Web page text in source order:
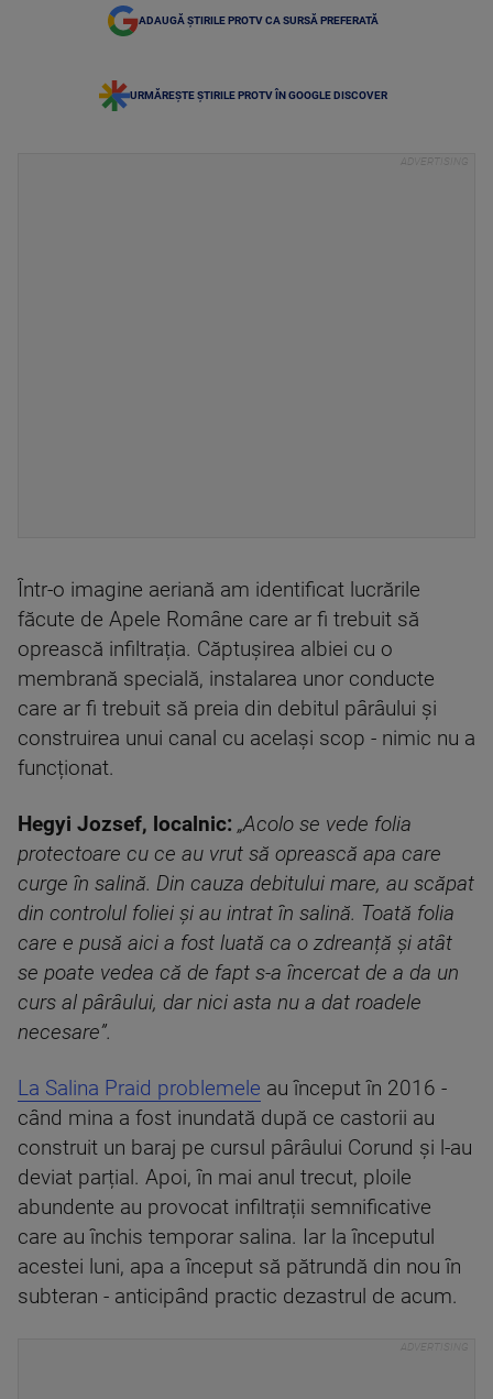
ADAUGĂ ȘTIRILE PROTV CA SURSĂ PREFERATĂ
URMĂREȘTE ȘTIRILE PROTV ÎN GOOGLE DISCOVER
Într-o imagine aeriană am identificat lucrările
făcute de Apele Române care ar fi trebuit să
oprească infiltrația. Căptușirea albiei cu o
membrană specială, instalarea unor conducte
care ar fi trebuit să preia din debitul pârâului și
construirea unui canal cu același scop - nimic nu a
funcționat.
Hegyi Jozsef, localnic: „Acolo se vede folia
protectoare cu ce au vrut să oprească apa care
curge în salină. Din cauza debitului mare, au scăpat
din controlul foliei și au intrat în salină. Toată folia
care e pusă aici a fost luată ca o zdreanță și atât
se poate vedea că de fapt s-a încercat de a da un
curs al pârâului, dar nici asta nu a dat roadele
necesare”.
La Salina Praid problemele au început în 2016 -
când mina a fost inundată după ce castorii au
construit un baraj pe cursul pârâului Corund și l-au
deviat parțial. Apoi, în mai anul trecut, ploile
abundente au provocat infiltrații semnificative
care au închis temporar salina. Iar la începutul
acestei luni, apa a început să pătrundă din nou în
subteran - anticipând practic dezastrul de acum.